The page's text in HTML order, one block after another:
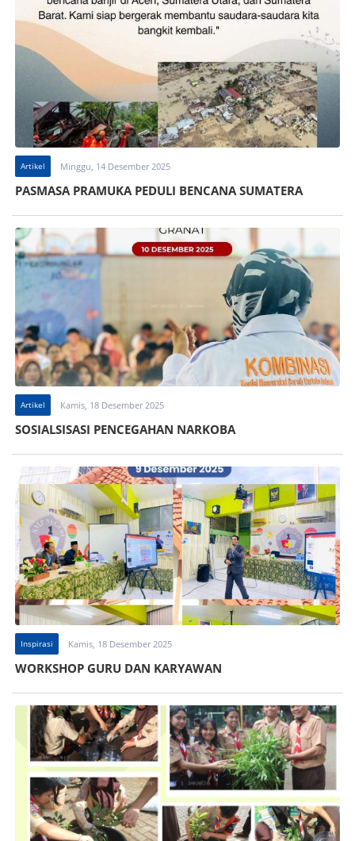
Artikel Minggu, 14 Desember 2025
PASMASA PRAMUKA PEDULI BENCANA SUMATERA
Artikel Kamis, 18 Desember 2025
SOSIALSISASI PENCEGAHAN NARKOBA
Inspirasi Kamis, 18 Desember 2025
WORKSHOP GURU DAN KARYAWAN